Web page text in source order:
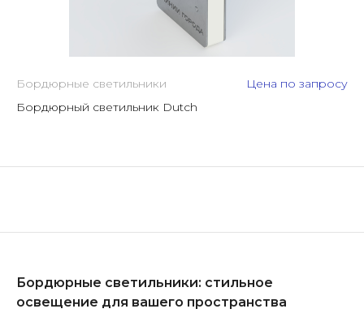
Бордюрные светильники
Цена по запросу
Бордюрный светильник Dutch
Бордюрные светильники: стильное
освещение для вашего пространства